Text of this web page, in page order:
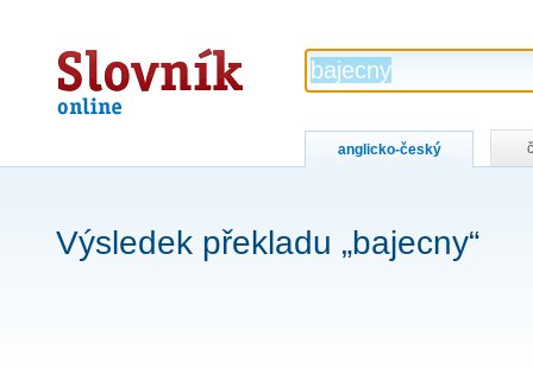
Slovník
online
anglicko-český
Výsledek překladu „bajecny“